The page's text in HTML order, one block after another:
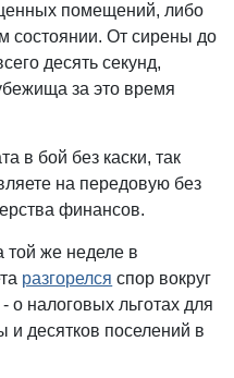
помещений, либо
состоянии. От сирены до
десять секунд,
за это время
в бой без каски, так
на передовую без
финансов.
же неделе в
разгорелся спор вокруг
о налоговых льготах для
и десятков поселений в